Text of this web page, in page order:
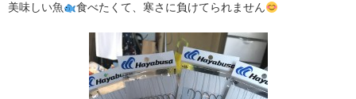
美味しい魚 食べたくて、寒さに負けてられません